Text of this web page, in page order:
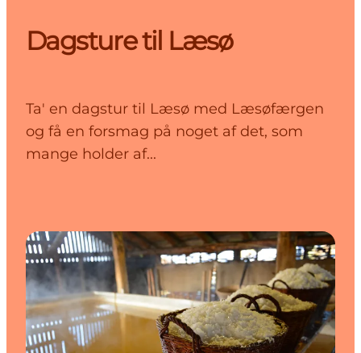
Oplevelser
Overnatning
Praktisk info
Åbningstider
Dagsture til Læsø
Ta' en dagstur til Læsø med Læsøfærgen
og få en forsmag på noget af det, som
mange holder af...